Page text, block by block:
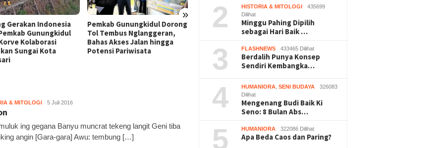
»
Gunungkidul Dorong
Nglanggeran,
Akses Jalan hingga
Pariwisata
Film “Nalar” Karya Guru SD
Raih Juara 1 Lomba Video
Literasi Gunungkidul 2026
Kerja Buruh Bangunan Sepi,
Roni Banting Stir Tanam
Sekali Panen
Praperadilan Raudi Akmal
Dikabulkan, Status
& MITOLOGI KH6
5 Juli 2016
ing gegana Banyu muncrat tekeng langit Geni tiba
angin [Gara-gara] Awu: tembung […]
2 HISTORIA & MITOLOGI
435699
Dilihat
Minggu Pahing Dipilih
sebagai Hari Baik …
3 FLASHNEWS 433465 Dilihat
Berdalih Punya Konsep
Sendiri Kembangka…
4 HUMANIORA ,SENI BUDAYA
326083
Dilihat
Mengenang Budi Baik Ki
Seno: 8 Bulan Abs…
5 HUMANIORA 322086 Dilihat
Apa Beda Caos dan Paring?